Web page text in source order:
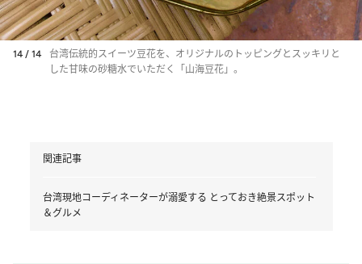
14 / 14
台湾伝統的スイーツ豆花を、オリジナルのトッピングとスッキリと
した甘味の砂糖水でいただく「山海豆花」。
関連記事
台湾現地コーディネーターが溺愛する とっておき絶景スポット
＆グルメ